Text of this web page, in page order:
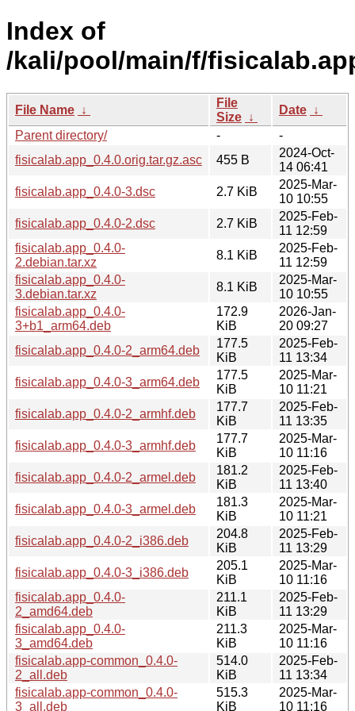
Index of
/kali/pool/main/f/
File Name ↓
File
Size ↓
Date ↓
Parent directory/
-
-
fisicalab.app_0.4.0.orig.tar.gz.asc
455 B
2024-Oct-
14 06:41
fisicalab.app_0.4.0-3.dsc
2.7 KiB
2025-Mar-
10 10:55
fisicalab.app_0.4.0-2.dsc
2.7 KiB
2025-Feb-
11 12:59
fisicalab.app_0.4.0-
2.debian.tar.xz
8.1 KiB
2025-Feb-
11 12:59
fisicalab.app_0.4.0-
3.debian.tar.xz
8.1 KiB
2025-Mar-
10 10:55
fisicalab.app_0.4.0-
3+b1_arm64.deb
172.9
KiB
2026-Jan-
20 09:27
fisicalab.app_0.4.0-2_arm64.deb
177.5
KiB
2025-Feb-
11 13:34
fisicalab.app_0.4.0-3_arm64.deb
177.5
KiB
2025-Mar-
10 11:21
fisicalab.app_0.4.0-2_armhf.deb
177.7
KiB
2025-Feb-
11 13:35
fisicalab.app_0.4.0-3_armhf.deb
177.7
KiB
2025-Mar-
10 11:16
fisicalab.app_0.4.0-2_armel.deb
181.2
KiB
2025-Feb-
11 13:40
fisicalab.app_0.4.0-3_armel.deb
181.3
KiB
2025-Mar-
10 11:21
fisicalab.app_0.4.0-2_i386.deb
204.8
KiB
2025-Feb-
11 13:29
fisicalab.app_0.4.0-3_i386.deb
205.1
KiB
2025-Mar-
10 11:16
fisicalab.app_0.4.0-
2_amd64.deb
211.1
KiB
2025-Feb-
11 13:29
fisicalab.app_0.4.0-
3_amd64.deb
211.3
KiB
2025-Mar-
10 11:16
fisicalab.app-common_0.4.0-
2_all.deb
514.0
KiB
2025-Feb-
11 13:34
fisicalab.app-common_0.4.0-
3_all.deb
515.3
KiB
2025-Mar-
10 11:16